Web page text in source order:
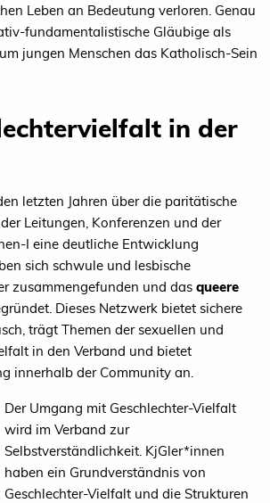
Leben an Bedeutung verloren. Genau
fundamentalistische Gläubige als
jungen Menschen das Katholisch-Sein
in der
letzten Jahren über die paritätische
Leitungen, Konferenzen und der
I eine deutliche Entwicklung
sich schwule und lesbische
zusammengefunden und das queere
Dieses Netzwerk bietet sichere
trägt Themen der sexuellen und
in den Verband und bietet
innerhalb der Community an.
Der Umgang mit Geschlechter-Vielfalt
wird im Verband zur
Selbstverständlichkeit. KjGler*innen
haben ein Grundverständnis von
Geschlechter-Vielfalt und die Strukturen